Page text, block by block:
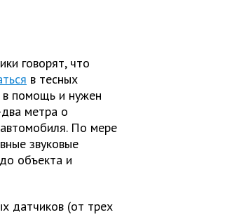
говорят, что
в тесных
в помощь и нужен
метра о
По мере
звуковые
объекта и
датчиков (от трех